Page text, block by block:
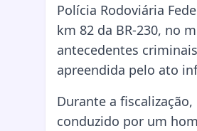
Polícia Rodoviária
km 82 da BR-230, no
antecedentes
apreendida pelo ato
Durante a
conduzido por um